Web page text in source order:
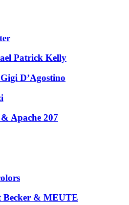
Patrick Kelly
D’Agostino
Apache 207
Becker & MEUTE